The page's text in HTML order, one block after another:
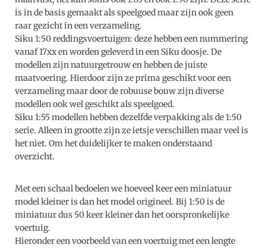
is in de basis gemaakt als speelgoed maar zijn ook geen
raar gezicht in een verzameling.
Siku 1:50 reddingsvoertuigen: deze hebben een nummering
vanaf 17xx en worden geleverd in een Siku doosje. De
modellen zijn natuurgetrouw en hebben de juiste
maatvoering. Hierdoor zijn ze prima geschikt voor een
verzameling maar door de robuuse bouw zijn diverse
modellen ook wel geschikt als speelgoed.
Siku 1:55 modellen hebben dezelfde verpakking als de 1:50
serie. Alleen in grootte zijn ze ietsje verschillen maar veel is
het niet. Om het duidelijker te maken onderstaand
overzicht.
Met een schaal bedoelen we hoeveel keer een miniatuur
model kleiner is dan het model origineel. Bij 1:50 is de
miniatuur dus 50 keer kleiner dan het oorspronkelijke
voertuig.
Hieronder een voorbeeld van een voertuig met een lengte